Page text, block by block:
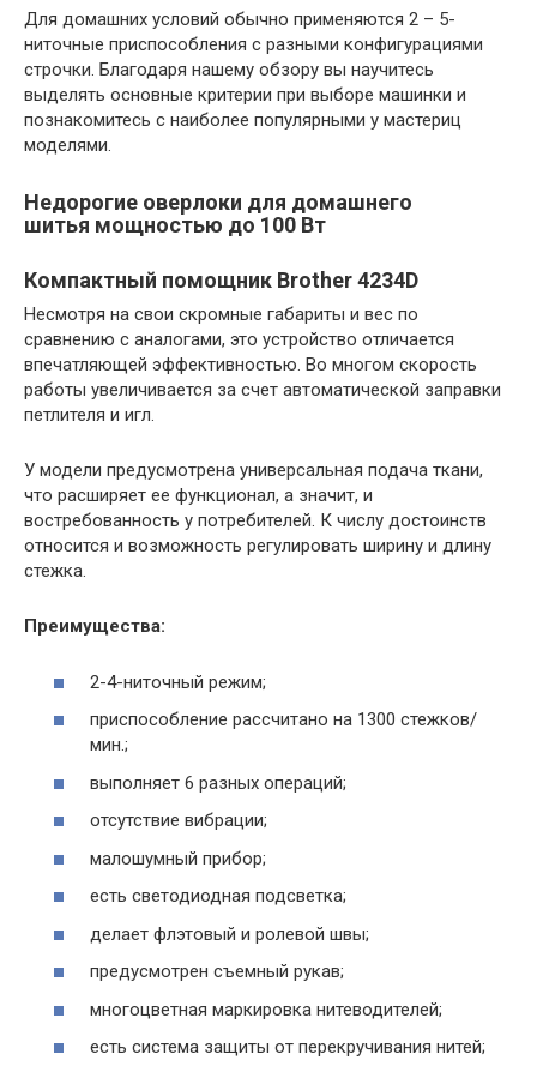
Для домашних условий обычно применяются 2 – 5-
ниточные приспособления с разными конфигурациями
строчки. Благодаря нашему обзору вы научитесь
выделять основные критерии при выборе машинки и
познакомитесь с наиболее популярными у мастериц
моделями.
Недорогие оверлоки для домашнего
шитья мощностью до 100 Вт
Компактный помощник Brother 4234D
Несмотря на свои скромные габариты и вес по
сравнению с аналогами, это устройство отличается
впечатляющей эффективностью. Во многом скорость
работы увеличивается за счет автоматической заправки
петлителя и игл.
У модели предусмотрена универсальная подача ткани,
что расширяет ее функционал, а значит, и
востребованность у потребителей. К числу достоинств
относится и возможность регулировать ширину и длину
стежка.
Преимущества:
2-4-ниточный режим;
приспособление рассчитано на 1300 стежков/
мин.;
выполняет 6 разных операций;
отсутствие вибрации;
малошумный прибор;
есть светодиодная подсветка;
делает флэтовый и ролевой швы;
предусмотрен съемный рукав;
многоцветная маркировка нитеводителей;
есть система защиты от перекручивания нитей;